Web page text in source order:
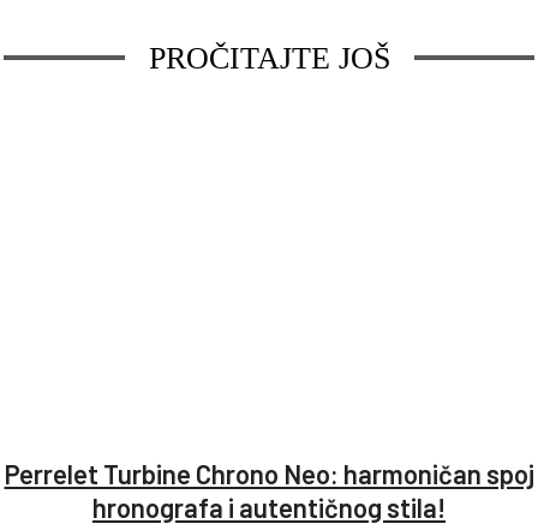
PROČITAJTE JOŠ
Perrelet Turbine Chrono Neo: harmoničan spoj
hronografa i autentičnog stila!